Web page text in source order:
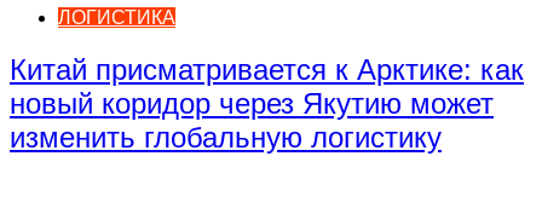
ЛОГИСТИКА
Китай присматривается к Арктике: как
новый коридор через Якутию может
изменить глобальную логистику